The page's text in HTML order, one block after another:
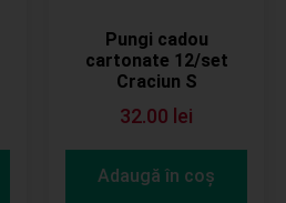
Pungi cadou
cartonate 12/set
Craciun S
32.00 lei
Adaugă în coș